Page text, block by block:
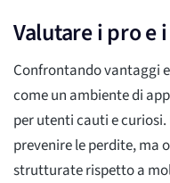
Valutare i pro e
Confrontando vantaggi
come un ambiente di
per utenti cauti e
prevenire le perdite, ma
strutturate rispetto a